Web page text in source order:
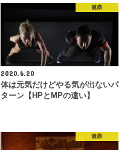
健康
2020.6.20
体は元気だけどやる気が出ないパ
ターン【HPとMPの違い】
健康